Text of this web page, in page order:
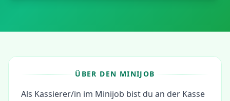
ÜBER DEN MINIJOB
Als Kassierer/in im Minijob bist du an der Kasse